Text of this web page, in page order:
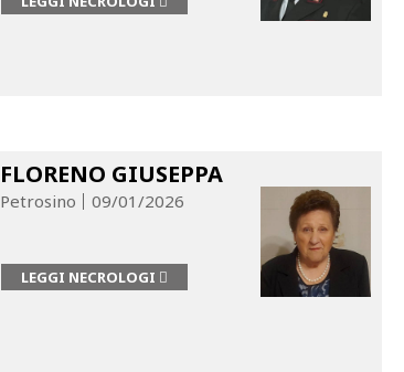
FLORENO GIUSEPPA
Petrosino 09/01/2026
LEGGI NECROLOGI